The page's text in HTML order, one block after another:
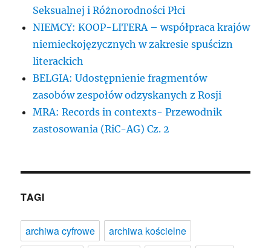
Seksualnej i Różnorodności Płci
NIEMCY: KOOP-LITERA – współpraca krajów
niemieckojęzycznych w zakresie spuścizn
literackich
BELGIA: Udostępnienie fragmentów
zasobów zespołów odzyskanych z Rosji
MRA: Records in contexts- Przewodnik
zastosowania (RiC-AG) Cz. 2
TAGI
archiwa cyfrowe
archiwa kościelne